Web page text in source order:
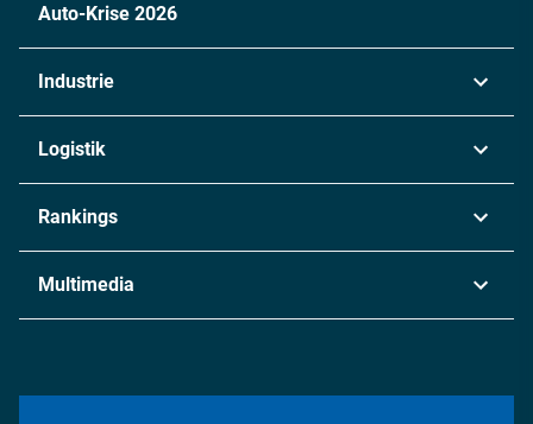
Auto-Krise 2026
Industrie
Chemie
Metall
Energie
Logistik
Rankings
Multimedia